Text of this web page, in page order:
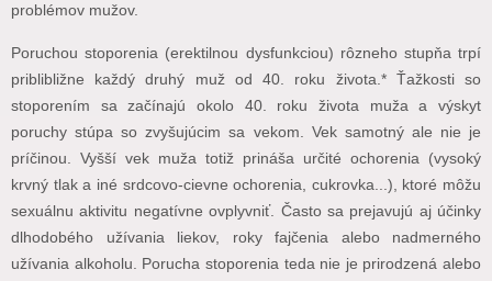
problémov mužov.
Poruchou stoporenia (erektilnou dysfunkciou) rôzneho stupňa trpí
priblibližne každý druhý muž od 40. roku života.* Ťažkosti so
stoporením sa začínajú okolo 40. roku života muža a výskyt
poruchy stúpa so zvyšujúcim sa vekom. Vek samotný ale nie je
príčinou. Vyšší vek muža totiž prináša určité ochorenia (vysoký
krvný tlak a iné srdcovo-cievne ochorenia, cukrovka...), ktoré môžu
sexuálnu aktivitu negatívne ovplyvniť. Často sa prejavujú aj účinky
dlhodobého užívania liekov, roky fajčenia alebo nadmerného
užívania alkoholu. Porucha stoporenia teda nie je prirodzená alebo